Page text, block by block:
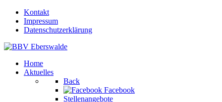
Kontakt
Impressum
Datenschutzerklärung
Home
Aktuelles
Back
Facebook
Stellenangebote